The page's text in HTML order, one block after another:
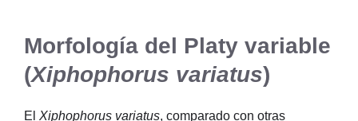
Morfología del Platy variable
(Xiphophorus variatus)
El Xiphophorus variatus, comparado con otras